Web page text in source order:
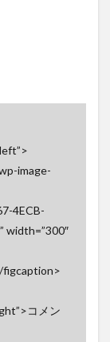
image-
4ECB-
width=”300″
figcaption>
コメン